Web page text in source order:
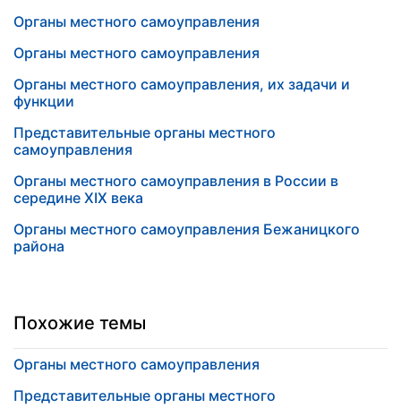
Органы местного самоуправления
Органы местного самоуправления
Органы местного самоуправления, их задачи и
функции
Представительные органы местного
самоуправления
Органы местного самоуправления в России в
середине XIX века
Органы местного самоуправления Бежаницкого
района
Похожие темы
Органы местного самоуправления
Представительные органы местного